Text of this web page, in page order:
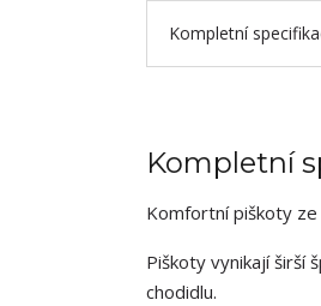
Kompletní
Kompletní
Komfortní piškoty
Piškoty vynikají širší
chodidlu.